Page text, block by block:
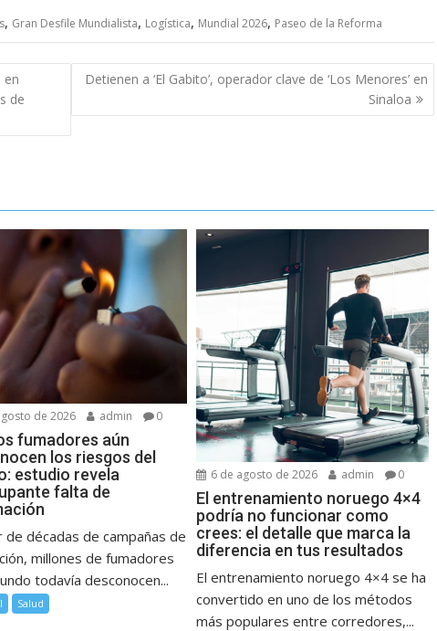
, Gran Desfile Mundialista, Logística, Mundial 2026, Paseo de la Reforma
en
de
Detienen a ‘El Gabito’, operador clave de ‘Los Menores’ en
Sinaloa
de 2026 admin 0
fumadores aún
los riesgos del
estudio revela
falta de
de décadas de campañas de
millones de fumadores
todavía desconocen...
Salud
6 de agosto de 2026 admin 0
El entrenamiento noruego 4×4
podría no funcionar como
crees: el detalle que marca la
diferencia en tus resultados
El entrenamiento noruego 4×4 se ha
convertido en uno de los métodos
más populares entre corredores,...